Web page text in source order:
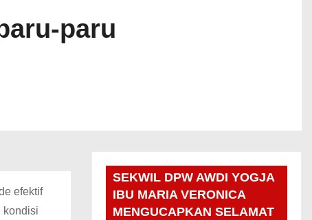
paru
efektif
kondisi
SEKWIL DPW AWDI YOGJA
IBU MARIA VERONICA
MENGUCAPKAN SELAMAT